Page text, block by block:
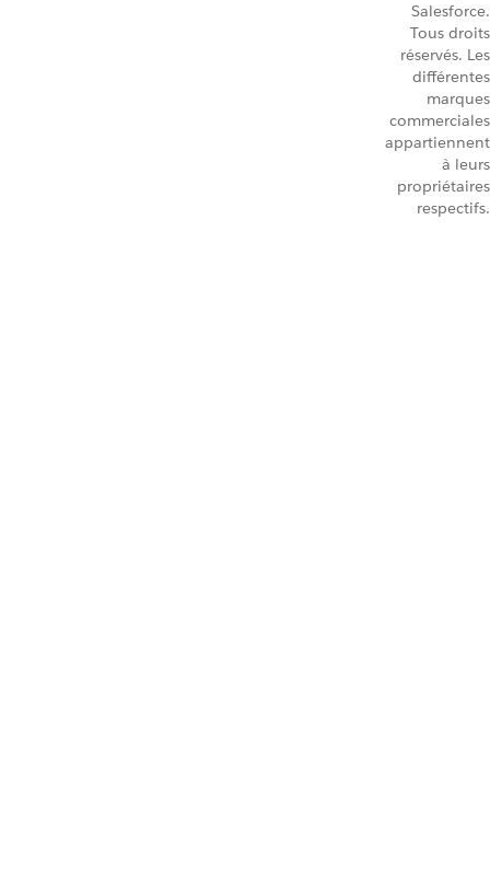
Salesforce.
Tous droits
réservés. Les
différentes
marques
commerciales
appartiennent
à leurs
propriétaires
respectifs.